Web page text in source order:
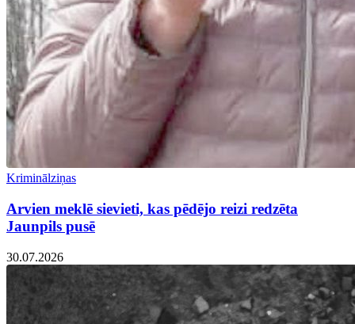
Kriminālziņas
Arvien meklē sievieti, kas pēdējo reizi redzēta
Jaunpils pusē
30.07.2026